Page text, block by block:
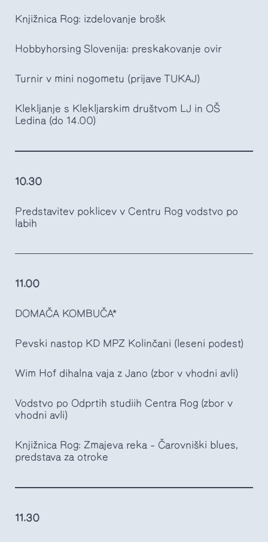
Knjižnica Rog: izdelovanje brošk
Hobbyhorsing Slovenija: preskakovanje ovir
Turnir v mini nogometu (prijave TUKAJ)
Klekljanje s Klekljarskim društvom LJ in OŠ
Ledina (do 14.00)
10.30
Predstavitev poklicev v Centru Rog vodstvo po
labih
11.00
DOMAČA KOMBUČA*
Pevski nastop KD MPZ Kolinčani (leseni podest)
Wim Hof dihalna vaja z Jano (zbor v vhodni avli)
Vodstvo po Odprtih studiih Centra Rog (zbor v
vhodni avli)
Knjižnica Rog: Zmajeva reka – Čarovniški blues,
predstava za otroke
11.30